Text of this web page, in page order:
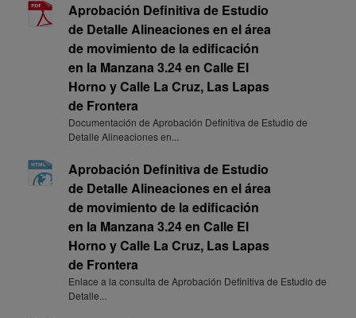
Aprobación Definitiva de Estudio
de Detalle Alineaciones en el área
de movimiento de la edificación
en la Manzana 3.24 en Calle El
Horno y Calle La Cruz, Las Lapas
de Frontera
Documentación de Aprobación Definitiva de Estudio de
Detalle Alineaciones en...
Aprobación Definitiva de Estudio
de Detalle Alineaciones en el área
de movimiento de la edificación
en la Manzana 3.24 en Calle El
Horno y Calle La Cruz, Las Lapas
de Frontera
Enlace a la consulta de Aprobación Definitiva de Estudio de
Detalle...